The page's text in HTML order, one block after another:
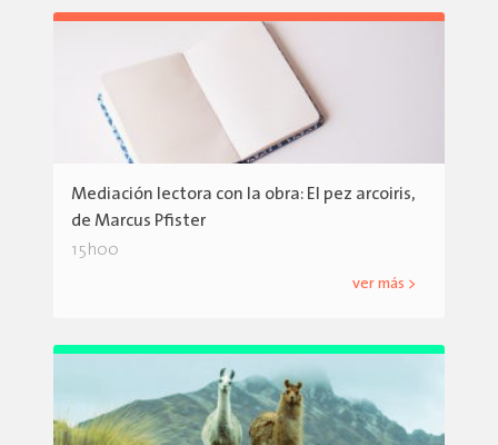
Mediación lectora con la obra: El pez arcoiris,
de Marcus Pfister
15h00
ver más >